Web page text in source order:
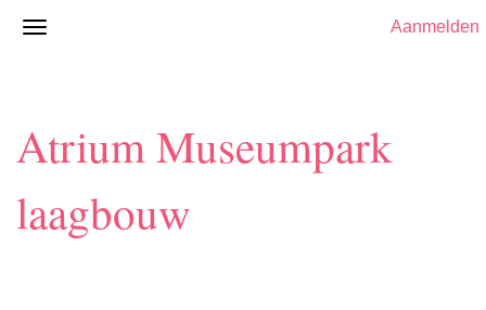
Aanmelden
Atrium Museumpark
laagbouw